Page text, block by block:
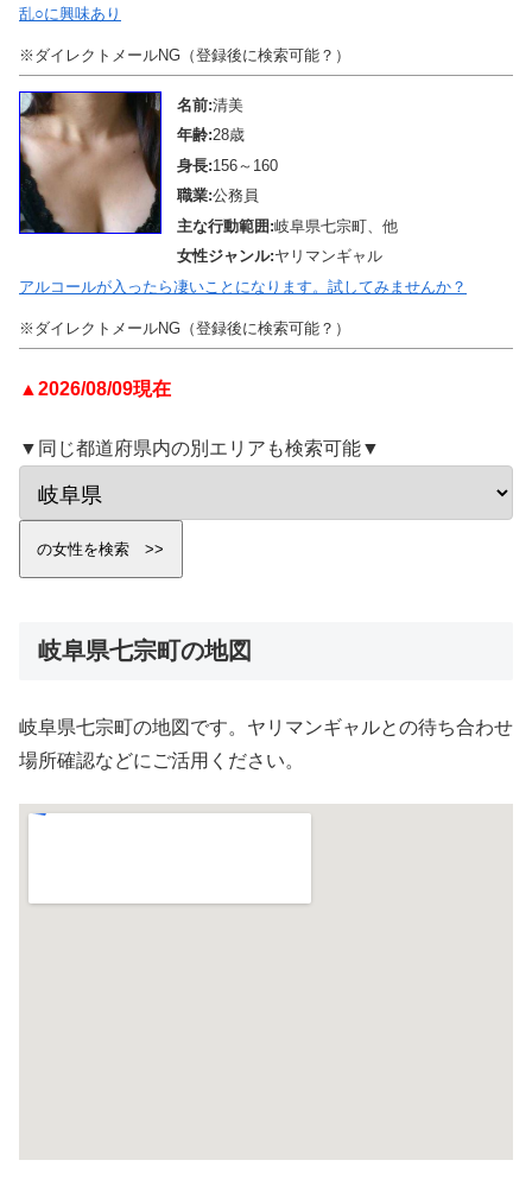
乱○に興味あり
※ダイレクトメールNG（登録後に検索可能？）
名前:清美
年齢:28歳
身長:156～160
職業:公務員
主な行動範囲:岐阜県七宗町、他
女性ジャンル:ヤリマンギャル
アルコールが入ったら凄いことになります。試してみませんか？
※ダイレクトメールNG（登録後に検索可能？）
▲2026/08/09現在
▼同じ都道府県内の別エリアも検索可能▼
岐阜県七宗町の地図
岐阜県七宗町の地図です。ヤリマンギャルとの待ち合わせ
場所確認などにご活用ください。